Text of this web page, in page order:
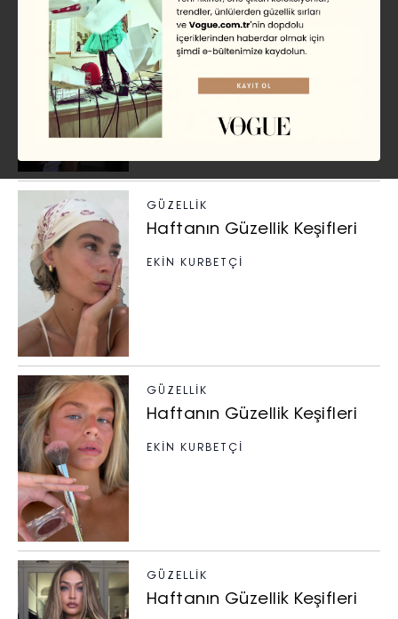
GÜZELLIK
Haftanın Güzellik Keşifleri
EKİN KURBETÇİ
GÜZELLIK
Haftanın Güzellik Keşifleri
EKİN KURBETÇİ
GÜZELLIK
Haftanın Güzellik Keşifleri
EKİN KURBETÇİ
GÜZELLIK
Haftanın Güzellik Keşifleri